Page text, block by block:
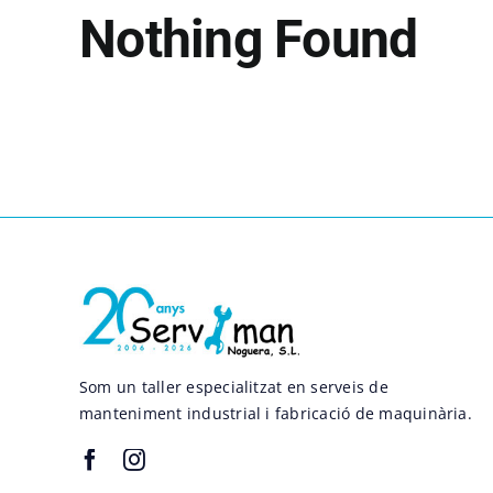
Nothing Found
Som un taller especialitzat en serveis de
manteniment industrial i fabricació de maquinària.